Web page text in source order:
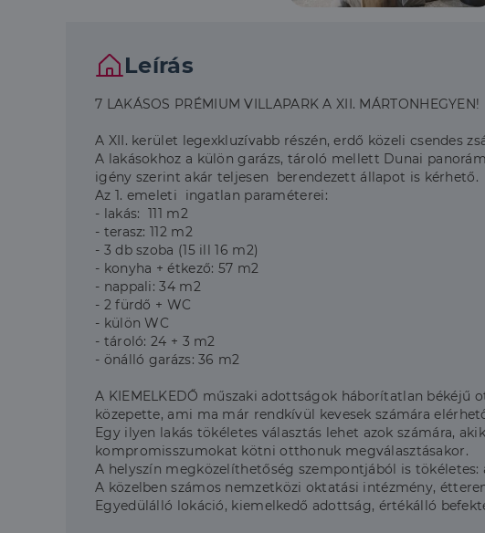
Leírás
7 LAKÁSOS PRÉMIUM VILLAPARK A XII.
A XII. kerület legexkluzívabb részén, erdő közeli csendes
A lakásokhoz a külön garázs, tároló mellett Dunai
igény szerint akár teljesen berendezett állapot is kérhető.
Az 1. emeleti ingatlan paraméterei:
- lakás: 111 m2
- terasz: 112 m2
- 3 db szoba (15 ill 16 m2)
- konyha + étkező: 57 m2
- nappali: 34 m2
- 2 fürdő + WC
- külön WC
- tároló: 24 + 3 m2
- önálló garázs: 36 m2
A KIEMELKEDŐ műszaki adottságok háborítatlan
közepette, ami ma már rendkívül kevesek számára
Egy ilyen lakás tökéletes választás lehet azok számára,
kompromisszumokat kötni otthonuk megválasztásakor.
A helyszín megközelíthetőség szempontjából is tökéletes:
A közelben számos nemzetközi oktatási intézmény,
Egyedülálló lokáció, kiemelkedő adottság, értékálló